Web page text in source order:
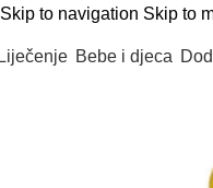
Skip to navigation Skip to
Bebe i djeca